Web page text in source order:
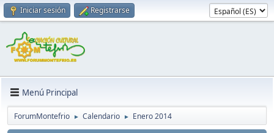
Iniciar sesión Registrarse
Menú Principal
ForumMontefrio ► Calendario ► Enero 2014